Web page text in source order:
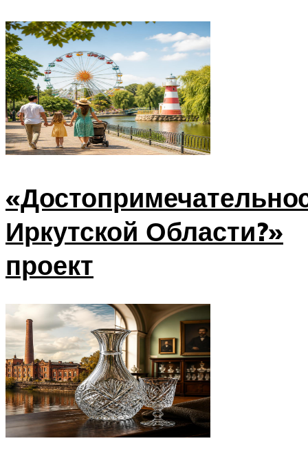
Иркутской Области?»
проект